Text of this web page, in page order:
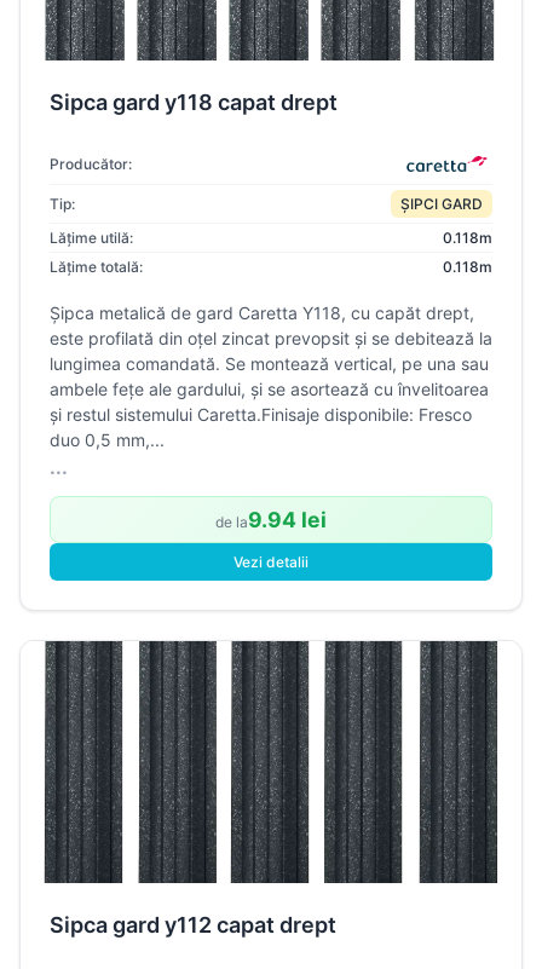
Sipca gard y118 capat drept
Producător:
Tip:
ȘIPCI GARD
Lățime utilă:
0.118m
Lățime totală:
0.118m
Șipca metalică de gard Caretta Y118, cu capăt drept,
este profilată din oțel zincat prevopsit și se debitează la
lungimea comandată. Se montează vertical, pe una sau
ambele fețe ale gardului, și se asortează cu învelitoarea
și restul sistemului Caretta.Finisaje disponibile: Fresco
duo 0,5 mm,...
...
de la9.94 lei
Vezi detalii
Sipca gard y112 capat drept